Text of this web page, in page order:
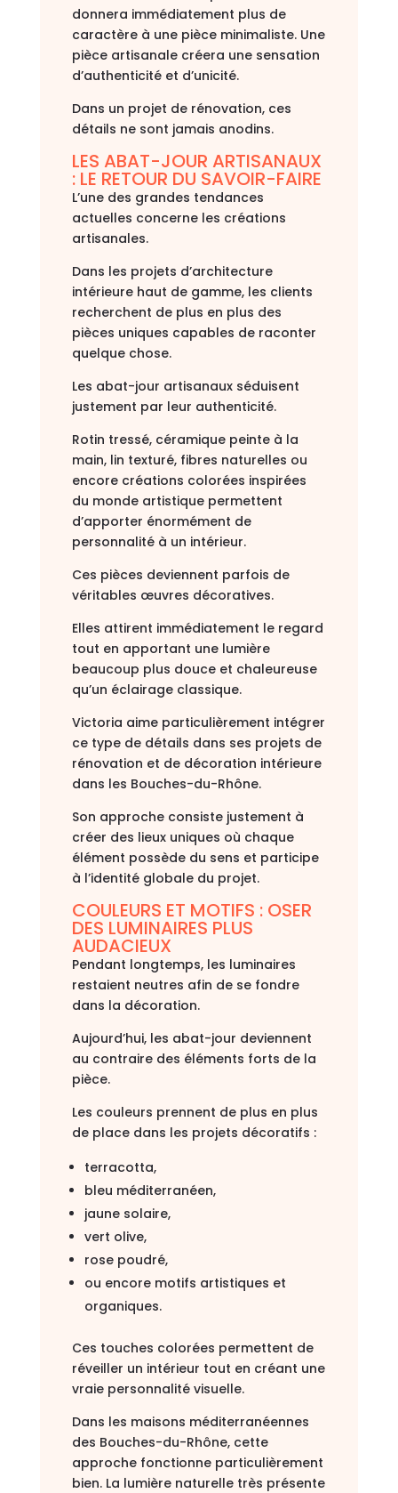
donnera immédiatement plus de
caractère à une pièce minimaliste. Une
pièce artisanale créera une sensation
d’authenticité et d’unicité.
Dans un projet de rénovation, ces
détails ne sont jamais anodins.
LES ABAT-JOUR ARTISANAUX
: LE RETOUR DU SAVOIR-FAIRE
L’une des grandes tendances
actuelles concerne les créations
artisanales.
Dans les projets d’architecture
intérieure haut de gamme, les clients
recherchent de plus en plus des
pièces uniques capables de raconter
quelque chose.
Les abat-jour artisanaux séduisent
justement par leur authenticité.
Rotin tressé, céramique peinte à la
main, lin texturé, fibres naturelles ou
encore créations colorées inspirées
du monde artistique permettent
d’apporter énormément de
personnalité à un intérieur.
Ces pièces deviennent parfois de
véritables œuvres décoratives.
Elles attirent immédiatement le regard
tout en apportant une lumière
beaucoup plus douce et chaleureuse
qu’un éclairage classique.
Victoria aime particulièrement intégrer
ce type de détails dans ses projets de
rénovation et de décoration intérieure
dans les Bouches-du-Rhône.
Son approche consiste justement à
créer des lieux uniques où chaque
élément possède du sens et participe
à l’identité globale du projet.
COULEURS ET MOTIFS : OSER
DES LUMINAIRES PLUS
AUDACIEUX
Pendant longtemps, les luminaires
restaient neutres afin de se fondre
dans la décoration.
Aujourd’hui, les abat-jour deviennent
au contraire des éléments forts de la
pièce.
Les couleurs prennent de plus en plus
de place dans les projets décoratifs :
terracotta,
bleu méditerranéen,
jaune solaire,
vert olive,
rose poudré,
ou encore motifs artistiques et
organiques.
Ces touches colorées permettent de
réveiller un intérieur tout en créant une
vraie personnalité visuelle.
Dans les maisons méditerranéennes
des Bouches-du-Rhône, cette
approche fonctionne particulièrement
bien. La lumière naturelle très présente